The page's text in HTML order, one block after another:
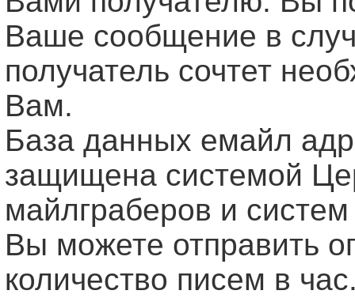
Ваше сообщение в
получатель сочтет
Вам.
База данных емайл
защищена системой
майлграберов и
Вы можете отправить
количество писем в